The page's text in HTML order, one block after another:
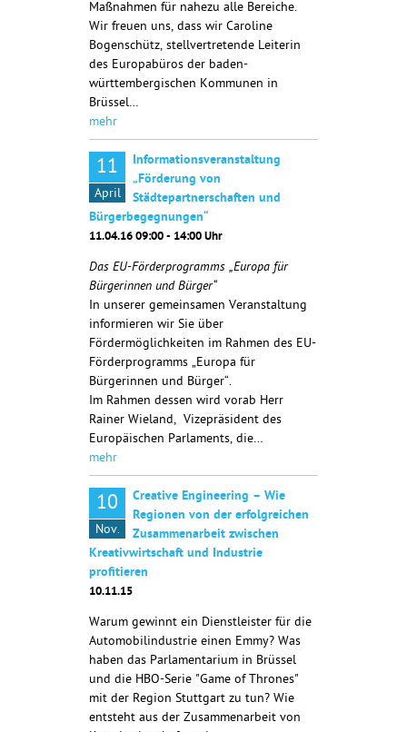
Maßnahmen für nahezu alle Bereiche.
Wir freuen uns, dass wir Caroline
Bogenschütz, stellvertretende Leiterin
des Europabüros der baden-
württembergischen Kommunen in
Brüssel…
mehr
11
April
Informationsveranstaltung
„Förderung von
Städtepartnerschaften und
Bürgerbegegnungen“
11.04.16 09:00 - 14:00 Uhr
Das EU-Förderprogramms „Europa für
Bürgerinnen und Bürger“
In unserer gemeinsamen Veranstaltung
informieren wir Sie über
Fördermöglichkeiten im Rahmen des EU-
Förderprogramms „Europa für
Bürgerinnen und Bürger“.
Im Rahmen dessen wird vorab Herr
Rainer Wieland, Vizepräsident des
Europäischen Parlaments, die…
mehr
10
Nov.
Creative Engineering – Wie
Regionen von der erfolgreichen
Zusammenarbeit zwischen
Kreativwirtschaft und Industrie
profitieren
10.11.15
Warum gewinnt ein Dienstleister für die
Automobilindustrie einen Emmy? Was
haben das Parlamentarium in Brüssel
und die HBO-Serie "Game of Thrones"
mit der Region Stuttgart zu tun? Wie
entsteht aus der Zusammenarbeit von